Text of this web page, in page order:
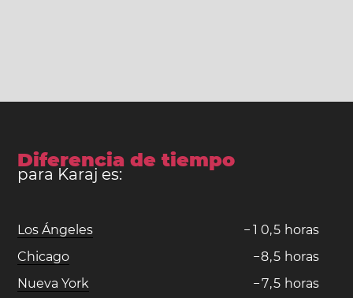
Diferencia de tiempo
para Karaj es:
Los Ángeles − 1 0,5 horas
Chicago
−8,5 horas
Nueva York
−7,5 horas